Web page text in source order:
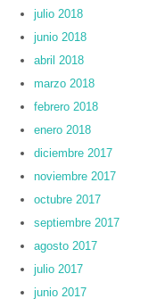
julio 2018
junio 2018
abril 2018
marzo 2018
febrero 2018
enero 2018
diciembre 2017
noviembre 2017
octubre 2017
septiembre 2017
agosto 2017
julio 2017
junio 2017